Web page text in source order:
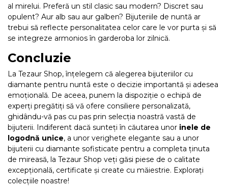
al mirelui. Preferă un stil clasic sau modern? Discret sau
opulent? Aur alb sau aur galben? Bijuteriile de nuntă ar
trebui să reflecte personalitatea celor care le vor purta și să
se integreze armonios în garderoba lor zilnică.
Concluzie
La Tezaur Shop, înțelegem că alegerea bijuteriilor cu
diamante pentru nuntă este o decizie importantă și adesea
emoțională. De aceea, punem la dispoziție o echipă de
experți pregătiți să vă ofere consiliere personalizată,
ghidându-vă pas cu pas prin selecția noastră vastă de
bijuterii. Indiferent dacă sunteți în căutarea unor inele de
logodnă unice, a unor verighete elegante sau a unor
bijuterii cu diamante sofisticate pentru a completa ținuta
de mireasă, la Tezaur Shop veți găsi piese de o calitate
excepțională, certificate și create cu măiestrie. Explorați
colecțiile noastre!